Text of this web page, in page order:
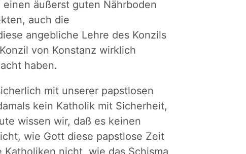
äußerst guten Nährboden
auch die
angebliche Lehre des Konzils
von Konstanz wirklich
haben.
mit unserer papstlosen
kein Katholik mit Sicherheit,
wissen wir, daß es keinen
wie Gott diese papstlose Zeit
nicht, wie das Schisma